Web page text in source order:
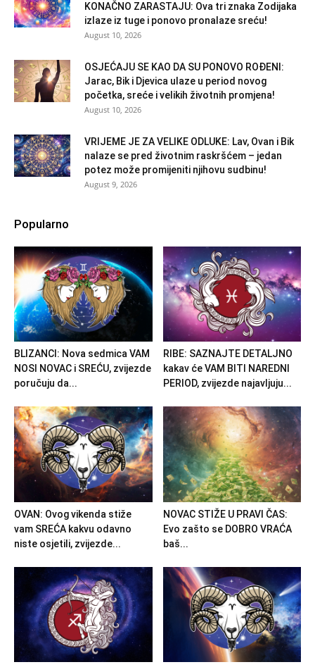
KONAČNO ZARASTAJU: Ova tri znaka Zodijaka
izlaze iz tuge i ponovo pronalaze sreću!
August 10, 2026
OSJEĆAJU SE KAO DA SU PONOVO ROĐENI:
Jarac, Bik i Djevica ulaze u period novog
početka, sreće i velikih životnih promjena!
August 10, 2026
VRIJEME JE ZA VELIKE ODLUKE: Lav, Ovan i Bik
nalaze se pred životnim raskršćem – jedan
potez može promijeniti njihovu sudbinu!
August 9, 2026
Popularno
BLIZANCI: Nova sedmica VAM
NOSI NOVAC i SREĆU, zvijezde
poručuju da...
RIBE: SAZNAJTE DETALJNO
kakav će VAM BITI NAREDNI
PERIOD, zvijezde najavljuju...
OVAN: Ovog vikenda stiže
vam SREĆA kakvu odavno
niste osjetili, zvijezde...
NOVAC STIŽE U PRAVI ČAS:
Evo zašto se DOBRO VRAĆA
baš...